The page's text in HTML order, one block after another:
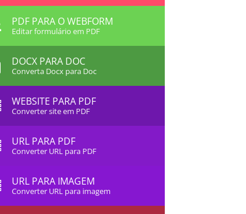
PDF PARA O WEBFORM
Editar formulário em PDF
DOCX PARA DOC
Converta Docx para Doc
WEBSITE PARA PDF
Converter site em PDF
URL PARA PDF
Converter URL para PDF
URL PARA IMAGEM
Converter URL para imagem